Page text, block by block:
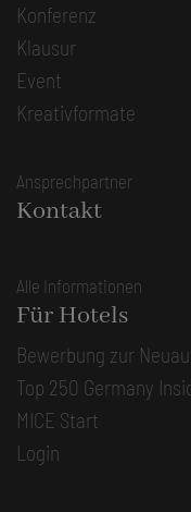
Konferenz
Klausur
Event
Kreativformate
Ansprechpartner
Kontakt
Alle Informationen
Für Hotels
Bewerbung zur
Top 250 Germany
MICE Start
Login